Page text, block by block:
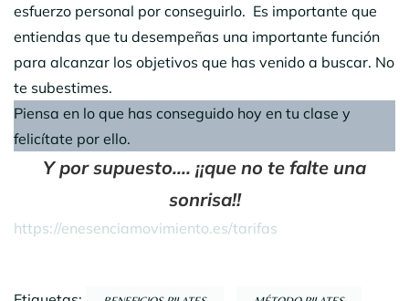
esfuerzo personal por conseguirlo. Es importante que
entiendas que tu desempeñas una importante función
para alcanzar los objetivos que has venido a buscar. No
te subestimes.
Piensa en lo que has conseguido hoy en tu clase y
felicítate por ello.
Y por supuesto…. ¡¡que no te falte una
sonrisa!!
https://enesenciamovimiento.es/tarifas